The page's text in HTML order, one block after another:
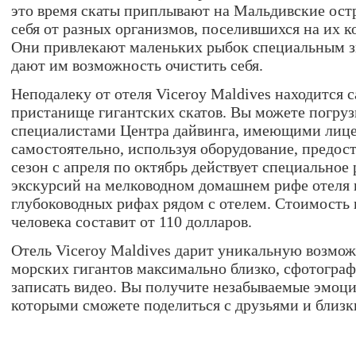
это время скаты приплывают на Мальдивские
себя от разных организмов, поселившихся на их
Они привлекают маленьких рыбок специальным
дают им возможность очистить себя.
Неподалеку от отеля Viceroy Maldives находится
пристанище гигантских скатов. Вы можете
специалистами Центра дайвинга, имеющими
самостоятельно, используя оборудование,
сезон с апреля по октябрь действует
экскурсий на мелководном домашнем рифе отеля
глубоководных рифах рядом с отелем. Стоимость
человека составит от 110 долларов.
Отель Viceroy Maldives дарит уникальную
морских гигантов максимально близко,
записать видео. Вы получите незабываемые
которыми сможете поделиться с друзьями и